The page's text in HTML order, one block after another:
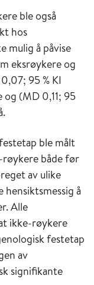
ble også
hos
mulig å påvise
eksrøykere og
95 % KI
(MD 0,11; 95
ble målt
både før
av ulike
å
Alle
ikke-røykere
festetap
av
signifikante